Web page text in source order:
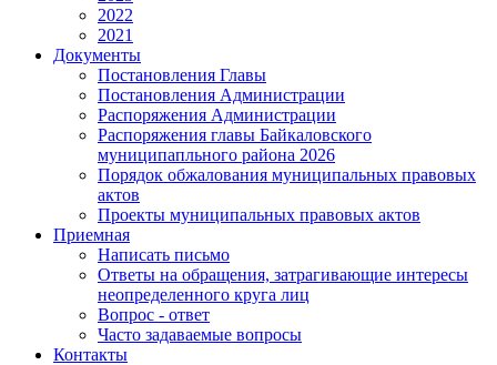
2022
2021
Документы
Постановления Главы
Постановления Администрации
Распоряжения Администрации
Распоряжения главы Байкаловского
муниципапльного района 2026
Порядок обжалования муниципальных правовых
актов
Проекты муниципальных правовых актов
Приемная
Написать письмо
Ответы на обращения, затрагивающие интересы
неопределенного круга лиц
Вопрос - ответ
Часто задаваемые вопросы
Контакты